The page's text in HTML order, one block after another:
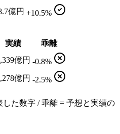
億円 +10.5%
実績
乖離
億円 -0.8%
億円 -2.5%
た数字 / 乖離 = 予想と実績の